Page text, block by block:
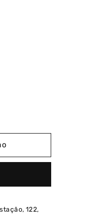
122,